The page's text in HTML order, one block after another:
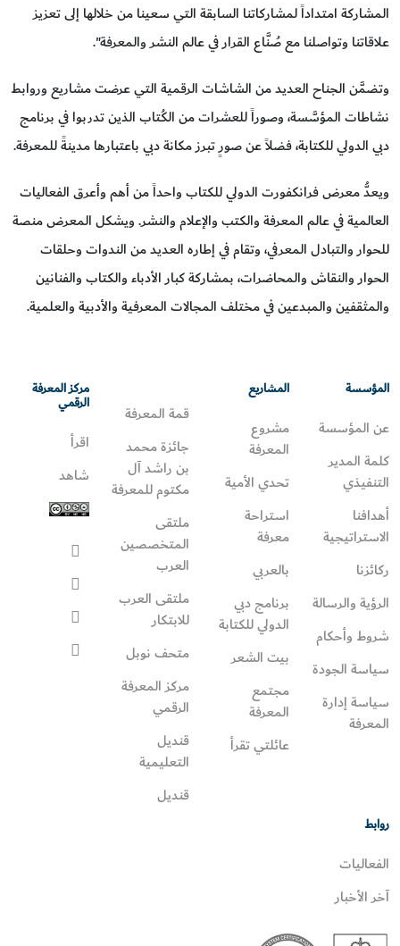
المشاركة امتداداً لمشاركاتنا السابقة التي سعينا من خلالها إلى تعزيز
علاقاتنا وتواصلنا مع صُنَّاع القرار في عالم النشر والمعرفة".
وتضمَّن الجناح العديد من الشاشات الرقمية التي عرضت مشاريع وروابط
نشاطات المؤسَّسة، وصوراً للعشرات من الكُتاب الذين تدربوا في برنامج
دبي الدولي للكتابة، فضلاً عن صورٍ تبرز مكانة دبي باعتبارها مدينةً للمعرفة.
ويعدُّ معرض فرانكفورت الدولي للكتاب واحداً من أهم وأعرق الفعاليات
العالمية في عالم المعرفة والكتب والإعلام والنشر. ويشكل المعرض منصة
للحوار والتبادل المعرفي، وتقام في إطاره العديد من الندوات وحلقات
الحوار والنقاش والمحاضرات، بمشاركة كبار الأدباء والكتاب والفنانين
والمثقفين والمبدعين في مختلف المجالات المعرفية والأدبية والعلمية.
المؤسسة
عن المؤسسة
كلمة المدير
التنفيذي
أهدافنا
الاستراتيجية
ركائزنا
الرؤية والرسالة
شروط وأحكام
سياسة الجودة
سياسة إدارة
المعرفة
المشاريع
مشروع
المعرفة
تحدي الأمية
استراحة
معرفة
بالعربي
برنامج دبي
الدولي للكتابة
بيت الشعر
مجتمع
المعرفة
عائلتي تقرأ‎
قمة المعرفة
جائزة محمد
بن راشد آل
مكتوم للمعرفة
ملتقى
المتخصصين
العرب
ملتقى العرب
للابتكار
متحف نوبل
مركز المعرفة
الرقمي
قنديل
التعليمية
قنديل
مركز المعرفة
الرقمي
اقرأ
شاهد
روابط
الفعاليات
آخر الأخبار